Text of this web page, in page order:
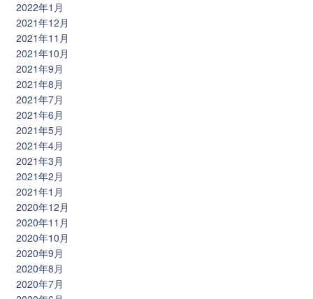
2022年1月
2021年12月
2021年11月
2021年10月
2021年9月
2021年8月
2021年7月
2021年6月
2021年5月
2021年4月
2021年3月
2021年2月
2021年1月
2020年12月
2020年11月
2020年10月
2020年9月
2020年8月
2020年7月